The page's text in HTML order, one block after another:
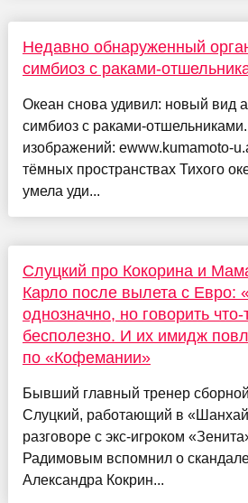
Недавно обнаруженный
симбиоз с раками-
Океан снова удивил: новый вид
симбиоз с раками-
изображений: ewww.kumamoto-
тёмных пространствах Тихого
умела уди...
Слуцкий про Кокорина и
Карло после вылета с Евро:
однозначно, но говорить
бесполезно. И их имидж
по «Кофемании»
Бывший главный тренер
Слуцкий, работающий в
разговоре с экс-игроком
Радимовым вспомнил о
Александра Кокрин...